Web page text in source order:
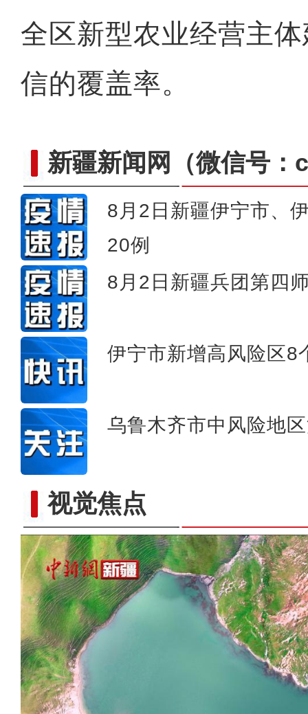
全区新型农业经营主
信的覆盖率。
新疆新闻网 （微信号
8月2日新疆伊宁市、
20例
8月2日新疆兵团第四
伊宁市新增高风险区8
乌鲁木齐市中风险地
视觉焦点
【微视界】援疆教师带学生
2022年阿勒泰首届“雪都杯